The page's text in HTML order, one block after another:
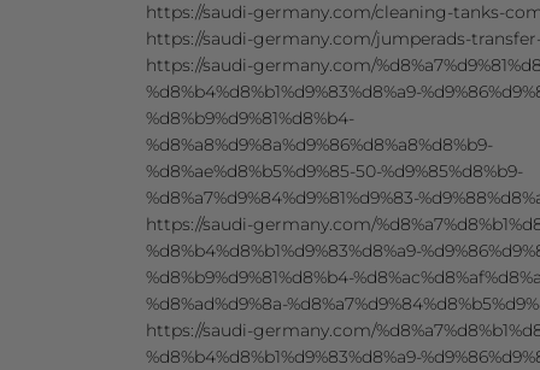
https://saudi-germany.com/cleaning-tanks-
https://saudi-germany.com/jumperads-
https://saudi-germany.com/
%d8%b4%d8%b1%d9%83%d8%a9-
%d8%b9%d9%81%d8%b4-
%d8%a8%d9%8a%d9%86%d8%a8%d8%b9-
%d8%ae%d8%b5%d9%85-50-%d9%85%d8%b9-
%d8%a7%d9%84%d9%81%d9%83-
https://saudi-germany.com/
%d8%b4%d8%b1%d9%83%d8%a9-
%d8%b9%d9%81%d8%b4-
%d8%ad%d9%8a-
https://saudi-germany.com/
%d8%b4%d8%b1%d9%83%d8%a9-